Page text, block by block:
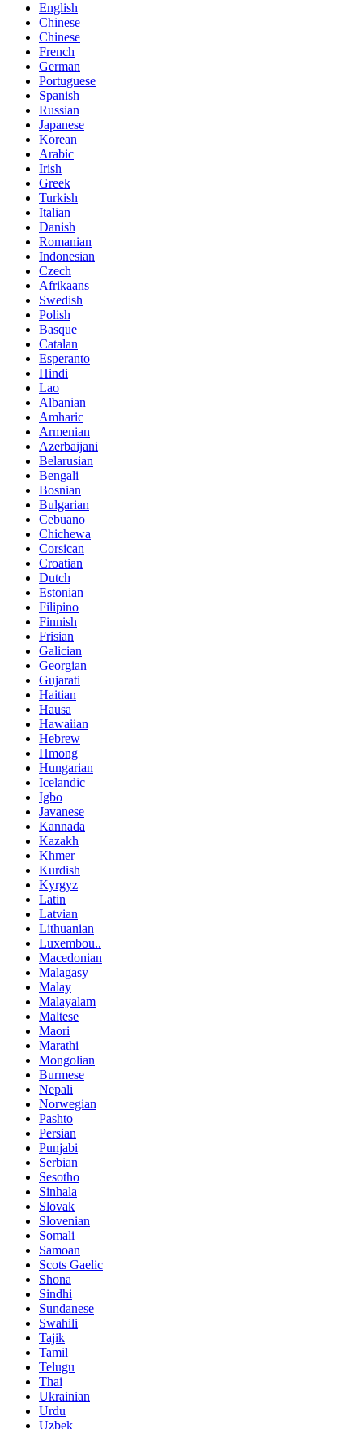
English
Chinese
Chinese
French
German
Portuguese
Spanish
Russian
Japanese
Korean
Arabic
Irish
Greek
Turkish
Italian
Danish
Romanian
Indonesian
Czech
Afrikaans
Swedish
Polish
Basque
Catalan
Esperanto
Hindi
Lao
Albanian
Amharic
Armenian
Azerbaijani
Belarusian
Bengali
Bosnian
Bulgarian
Cebuano
Chichewa
Corsican
Croatian
Dutch
Estonian
Filipino
Finnish
Frisian
Galician
Georgian
Gujarati
Haitian
Hausa
Hawaiian
Hebrew
Hmong
Hungarian
Icelandic
Igbo
Javanese
Kannada
Kazakh
Khmer
Kurdish
Kyrgyz
Latin
Latvian
Lithuanian
Luxembou..
Macedonian
Malagasy
Malay
Malayalam
Maltese
Maori
Marathi
Mongolian
Burmese
Nepali
Norwegian
Pashto
Persian
Punjabi
Serbian
Sesotho
Sinhala
Slovak
Slovenian
Somali
Samoan
Scots Gaelic
Shona
Sindhi
Sundanese
Swahili
Tajik
Tamil
Telugu
Thai
Ukrainian
Urdu
Uzbek